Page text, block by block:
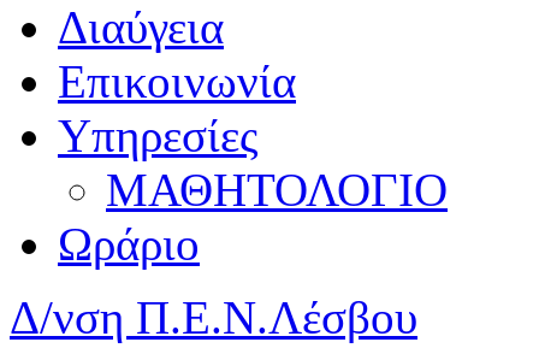
Διαύγεια
Επικοινωνία
Υπηρεσίες
ΜΑΘΗΤΟΛΟΓΙΟ
Ωράριο
Δ/νση Π.Ε.Ν.Λέσβου